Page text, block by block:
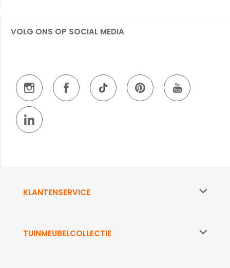
VOLG ONS OP SOCIAL MEDIA
KLANTENSERVICE
TUINMEUBELCOLLECTIE